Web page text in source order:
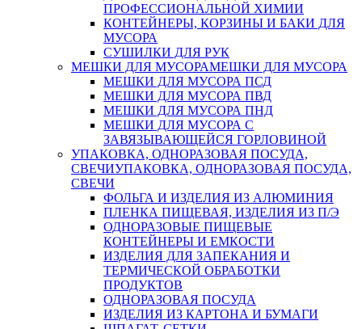
ПРОФЕССИОНАЛЬНОЙ ХИМИИ
КОНТЕЙНЕРЫ, КОРЗИНЫ И БАКИ ДЛЯ
МУСОРА
СУШИЛКИ ДЛЯ РУК
МЕШКИ ДЛЯ МУСОРАМЕШКИ ДЛЯ МУСОРА
МЕШКИ ДЛЯ МУСОРА ПСД
МЕШКИ ДЛЯ МУСОРА ПВД
МЕШКИ ДЛЯ МУСОРА ПНД
МЕШКИ ДЛЯ МУСОРА С
ЗАВЯЗЫВАЮЩЕЙСЯ ГОРЛОВИНОЙ
УПАКОВКА, ОДНОРАЗОВАЯ ПОСУДА,
СВЕЧИУПАКОВКА, ОДНОРАЗОВАЯ ПОСУДА,
СВЕЧИ
ФОЛЬГА И ИЗДЕЛИЯ ИЗ АЛЮМИНИЯ
ПЛЕНКА ПИЩЕВАЯ, ИЗДЕЛИЯ ИЗ П/Э
ОДНОРАЗОВЫЕ ПИЩЕВЫЕ
КОНТЕЙНЕРЫ И ЕМКОСТИ
ИЗДЕЛИЯ ДЛЯ ЗАПЕКАНИЯ И
ТЕРМИЧЕСКОЙ ОБРАБОТКИ
ПРОДУКТОВ
ОДНОРАЗОВАЯ ПОСУДА
ИЗДЕЛИЯ ИЗ КАРТОНА И БУМАГИ